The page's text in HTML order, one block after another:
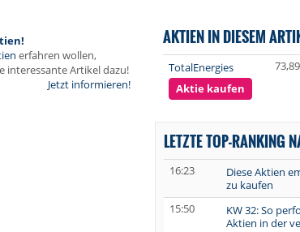
erfahren wollen,
interessante Artikel dazu!
Jetzt informieren!
AKTIEN IN DIESEM
TotalEnergies
Aktie kaufen
73,89
LETZTE TOP-RANKING
16:23
Diese Aktien
zu kaufen
15:50
KW 32: So
Aktien in der